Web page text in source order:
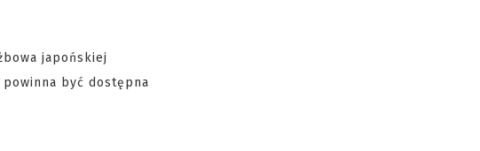
japońskiej
powinna być dostępna